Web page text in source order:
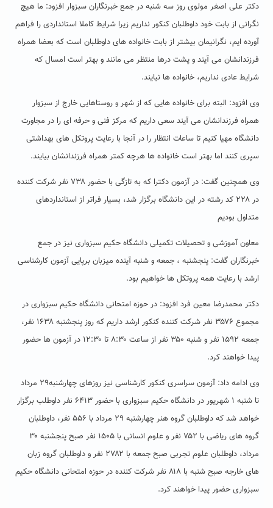
دکتر علی اصغر مولوی روز سه شنبه در جمع خبرنگاران سبزوار افزود: ما هیچ
نگرانی از بابت خود داوطلبان کنکور نداریم زیرا شرایط کاملا استانداردی را فراهم
آورده ایم، نگرانیمان بیشتر از بابت خانواده های داوطلبان است که بعضا همراه
فرزندانشان می آیند و پشت درها منتظر می مانند و بهتر است امسال که
شرایط عادی نداریم، خانواده ها نیایند.
وی افزود: البته برای خانواده هایی که از شهر و روستاهایی خارج از سبزوار
همراه فرزندانشان می آیند سعی داریم که مرکز فنی و حرفه ای را در مجاورت
دانشگاه مهیا کنیم تا ساعات انتظار را در آنجا با رعایت پروتکل های بهداشتی
سپری کنند اما بهتر است خانواده ها هرچه کمتر همراه فرزندانشان بیایند.
وی همچنین گفت: در آزمون دکترا که به تازگی با حضور ۷۳۸ نفر شرکت کننده
در ۲۲۸ کد رشته در این دانشگاه برگزار شد، بسیار فراتر از استانداردهای
متداول بودیم
معاون آموزشی و تحصیلات تکمیلی دانشگاه حکیم سبزواری نیز در جمع
خبرنگاران گفت: پنجشنبه ، جمعه و شنبه آینده میزبان برپایی آزمون کارشناسی
ارشد با رعایت همه پروتکل ها خواهیم بود.
دکتر محمدرضا معین فرد افزود: در حوزه امتحانی دانشگاه حکیم سبزواری در
مجموع ۳۵۷۶ نفر شرکت کننده کنکور ارشد داریم که روز پنجشنبه ۱۶۳۸ نفر،
جمعه ۱۵۹۲ نفر و شنبه ۳۵۰ نفر از ساعت ۸:۳۰ تا ۱۲:۳۰ در آزمون ها حضور
پیدا خواهند کرد.
وی ادامه داد: آزمون سراسری کنکور کارشناسی نیز روزهای چهارشنبه۲۹ مرداد
تا شنبه ۱ شهریور در دانشگاه حکیم سبزواری با حضور ۶۴۱۳ نفر داوطلب برگزار
خواهد شد که داوطلبان گروه هنر چهارشنبه ۲۹ مرداد با ۵۵۶ نفر، داوطلبان
گروه های ریاضی با ۷۵۲ نفر و علوم انسانی با ۱۵۰۵ نفر صبح پنجشنبه ۳۰
مرداد، داوطلبان علوم تجربی صبح جمعه با ۲۷۸۲ نفر و داوطلبان گروه زبان
های خارجه صبح شنبه با ۸۱۸ نفر شرکت کننده در حوزه امتحانی دانشگاه حکیم
سبزواری حضور پیدا خواهند کرد.